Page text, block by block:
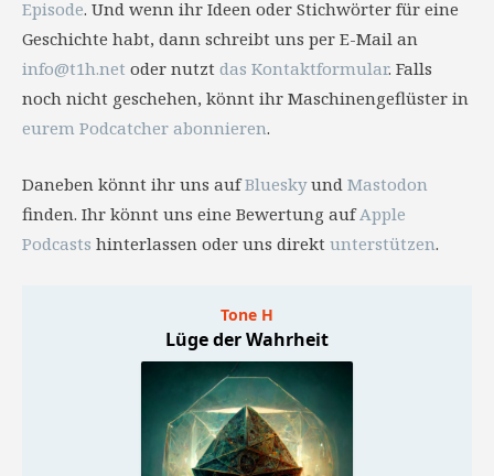
Episode. Und wenn ihr Ideen oder Stichwörter für eine
Geschichte habt, dann schreibt uns per E-Mail an
info@t1h.net oder nutzt das Kontaktformular. Falls
noch nicht geschehen, könnt ihr Maschinengeflüster in
eurem Podcatcher abonnieren.
Daneben könnt ihr uns aufBlueskyund Mastodon
finden. Ihr könnt uns eine Bewertung aufApple
Podcasts hinterlassen oder uns direkt unterstützen.